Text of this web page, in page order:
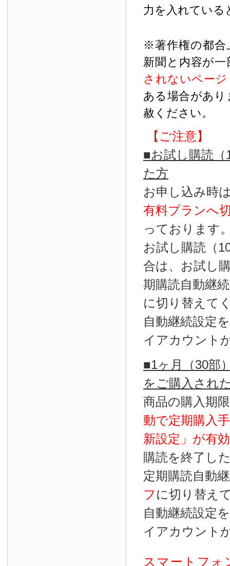
力を入れている
※著作権の都合
新聞と内容が
されないペー
ある場合があ
赦ください。
【ご注意】
■お試し購読
た方
お申し込み時
有料プランへ
っております
お試し購読（
合は、お試し
期購読自動継
に切り替えて
自動継続設定
イアカウント
■1ヶ月（30部
をご購入され
商品の購入期
動で定期購入
新設定」が有効
購読を終了し
定期購読自動
フ に切り替え
自動継続設定
イアカウント
スマートフォ